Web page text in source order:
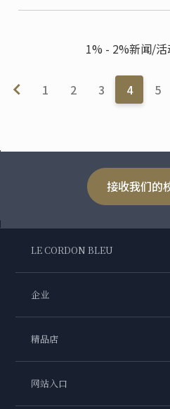
1% - 2%新闻/活
1 2 3 4 5
接收我们的
LE CORDON BLEU
企业
精品店
网站入口